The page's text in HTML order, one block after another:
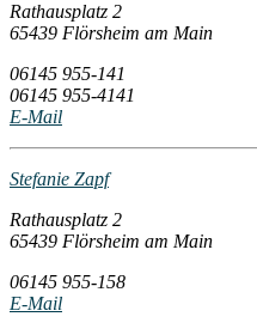
Rathausplatz 2
65439 Flörsheim am Main
06145 955-141
06145 955-4141
E-Mail
Stefanie Zapf
Rathausplatz 2
65439 Flörsheim am Main
06145 955-158
E-Mail